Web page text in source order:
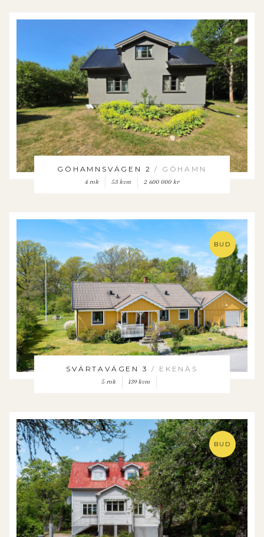
GÖHAMNSVÄGEN 2/ GÖHAMN
4 rok 53 kvm 2 600 000 kr
BUD
SVÄRTAVÄGEN 3/ EKENÄS
5 rok 139 kvm
BUD